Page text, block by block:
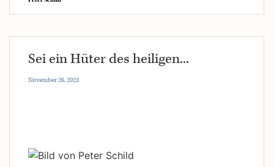
Sei ein Hüter des heiligen...
November 26, 2023